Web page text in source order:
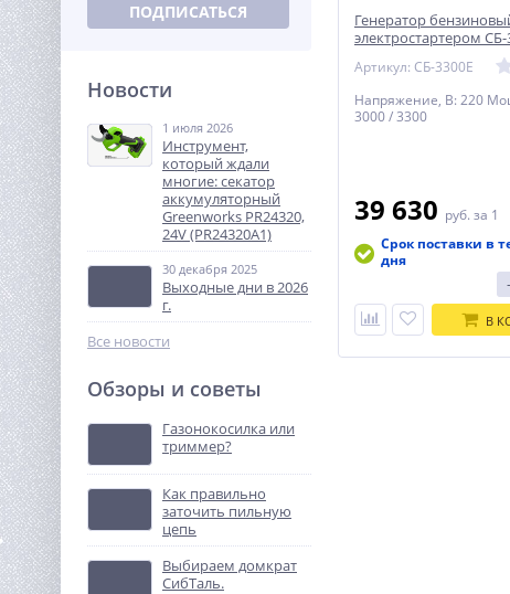
Дрель-шуруповерт
WX102, 20В, 60Нм,
бесщеточная, 2Ач х2, ЗУ,
кейс
14 990руб.
%
Штабелер самоходный 1,5
(сопровождаемый)
286 330
%
ПОДПИСАТЬСЯ
Новости
1 июля 2026
Инструмент,
который ждали
многие: секатор
аккумуляторный
Greenworks PR24320,
24V (PR24320A1)
30 декабря 2025
Выходные дни в 2026
г.
Все новости
Обзоры и советы
Газонокосилка или
триммер?
Как правильно
заточить пильную
цепь
Выбираем домкрат
СибТаль.
Генератор
электростартером
Артикул: СБ-3300Е
Напряжение, В: 220
3000 / 3300
39 630 руб. за 1
Срок поставки в
дня
-
В